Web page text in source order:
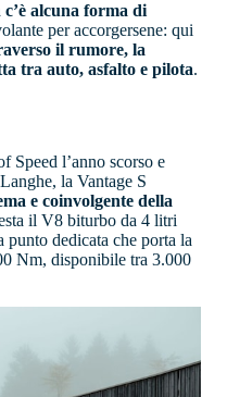
c’è alcuna forma di
per accorgersene: qui
il rumore, la
tra auto, asfalto e pilota.
Speed l’anno scorso e
la Vantage S
e coinvolgente della
il V8 biturbo da 4 litri
punto dedicata che porta la
Nm, disponibile tra 3.000